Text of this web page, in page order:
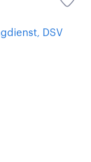
DSV